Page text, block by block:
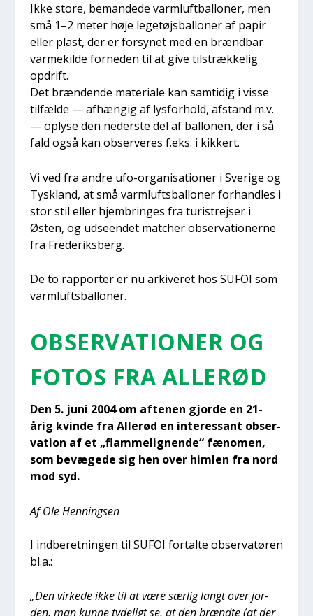
Ikke sto­re, beman­de­de varm­luft­bal­lo­ner, men
små 1–2 meter høje lege­tøjs­bal­lo­ner af papir
eller plast, der er for­sy­net med en brænd­bar
var­mekil­de for­ne­den til at give til­stræk­ke­lig
opdrift.
Det bræn­den­de mate­ri­a­le kan sam­ti­dig i vis­se
til­fæl­de — afhæn­gig af lys­for­hold, afstand m.v.
— oply­se den neder­ste del af bal­lo­nen, der i så
fald også kan obser­ve­res f.eks. i kik­kert.
Vi ved fra andre ufo-orga­ni­sa­tio­ner i Sve­ri­ge og
Tys­kland, at små varm­lufts­bal­lo­ner for­hand­les i
stor stil eller hjem­brin­ges fra turi­strej­ser i
Østen, og udse­en­det mat­cher obser­va­tio­ner­ne
fra Fre­de­riks­berg.
De to rap­por­ter er nu arki­ve­ret hos SUFOI som
varm­lufts­bal­lo­ner.
OBSER­VA­TIO­NER OG
FOTOS FRA ALLE­RØD
Den 5. juni 2004 om afte­nen gjor­de en 21-
årig kvin­de fra Alle­rød en inter­es­sant obser­
va­tion af et „flam­me­lig­nen­de“ fæno­men,
som bevæ­ge­de sig hen over him­len fra nord
mod syd.
Af Ole Hen­nings­en
I ind­be­ret­nin­gen til SUFOI for­tal­te obser­va­tø­ren
bl.a.:
„Den vir­ke­de ikke til at være sær­lig langt over jor­
den, man kun­ne tyde­ligt se, at den brænd­te (at der